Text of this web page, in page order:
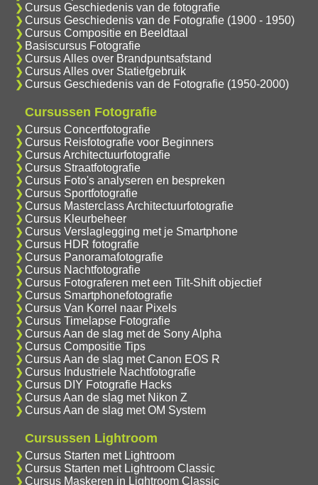
Cursus Geschiedenis van de fotografie
Cursus Geschiedenis van de Fotografie (1900 - 1950)
Cursus Compositie en Beeldtaal
Basiscursus Fotografie
Cursus Alles over Brandpuntsafstand
Cursus Alles over Statiefgebruik
Cursus Geschiedenis van de Fotografie (1950-2000)
Cursussen Fotografie
Cursus Concertfotografie
Cursus Reisfotografie voor Beginners
Cursus Architectuurfotografie
Cursus Straatfotografie
Cursus Foto's analyseren en bespreken
Cursus Sportfotografie
Cursus Masterclass Architectuurfotografie
Cursus Kleurbeheer
Cursus Verslaglegging met je Smartphone
Cursus HDR fotografie
Cursus Panoramafotografie
Cursus Nachtfotografie
Cursus Fotograferen met een Tilt-Shift objectief
Cursus Smartphonefotografie
Cursus Van Korrel naar Pixels
Cursus Timelapse Fotografie
Cursus Aan de slag met de Sony Alpha
Cursus Compositie Tips
Cursus Aan de slag met Canon EOS R
Cursus Industriele Nachtfotografie
Cursus DIY Fotografie Hacks
Cursus Aan de slag met Nikon Z
Cursus Aan de slag met OM System
Cursussen Lightroom
Cursus Starten met Lightroom
Cursus Starten met Lightroom Classic
Cursus Maskeren in Lightroom Classic